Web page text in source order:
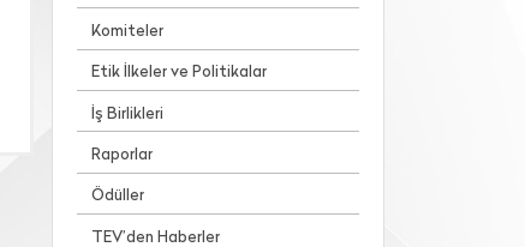
Komiteler
Etik İlkeler ve Politikalar
İş Birlikleri
Raporlar
Ödüller
TEV’den Haberler